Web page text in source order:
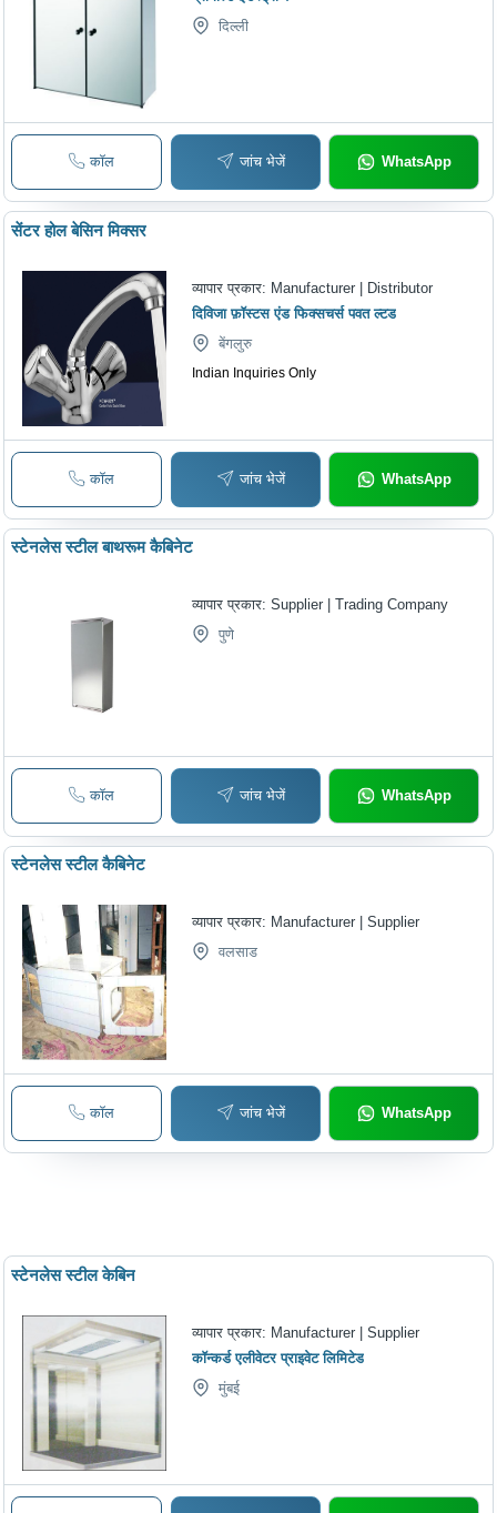
दिल्ली
कॉल जांच भेजें WhatsApp
सेंटर होल बेसिन मिक्सर
व्यापार प्रकार: Manufacturer | Distributor
दिविजा फ़ॉस्टस एंड फिक्सचर्स पवत ल्टड
बेंगलुरु
Indian Inquiries Only
कॉल जांच भेजें WhatsApp
स्टेनलेस स्टील बाथरूम कैबिनेट
व्यापार प्रकार:Supplier | Trading Company
पुणे
कॉल जांच भेजें WhatsApp
स्टेनलेस स्टील कैबिनेट
व्यापार प्रकार: Manufacturer | Supplier
वलसाड
कॉल जांच भेजें WhatsApp
स्टेनलेस स्टील केबिन
व्यापार प्रकार: Manufacturer | Supplier
कॉन्कर्ड एलीवेटर प्राइवेट लिमिटेड
मुंबई